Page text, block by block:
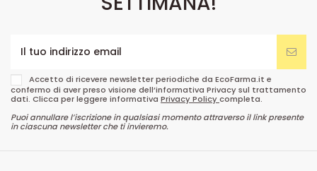
Accetto di ricevere newsletter periodiche da EcoFarma.it e
confermo di aver preso visione dell’informativa Privacy sul trattamento
dati. Clicca per leggere informativa Privacy Policycompleta.
Puoi annullare l’iscrizione in qualsiasi momento attraverso il link presente
in ciascuna newsletter che ti invieremo.